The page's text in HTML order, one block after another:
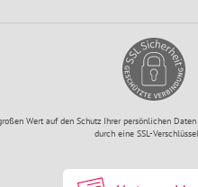
Wert auf den Schutz Ihrer persönlichen
durch eine SSL-